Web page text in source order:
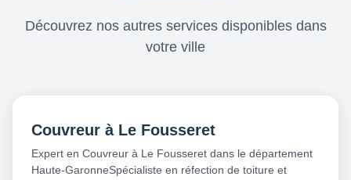
Découvrez nos autres services disponibles dans
votre ville
Couvreur à Le Fousseret
Expert en Couvreur à Le Fousseret dans le département
Haute-GaronneSpécialiste en réfection de toiture et